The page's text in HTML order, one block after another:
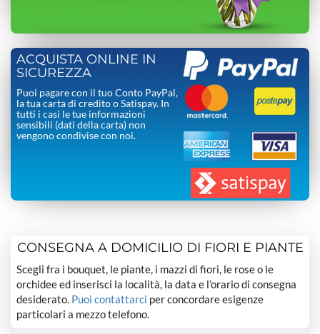
ACQUISTA ONLINE IN
SICUREZZA
Puoi pagare con il tuo Conto PayPal,
la tua carta di credito o Satispay. In
tutti i casi le tue informazioni
sensibili (dati della carta) non
vengono condivise con noi.
CONSEGNA A DOMICILIO DI FIORI E PIANTE
Scegli fra i bouquet, le piante, i mazzi di fiori, le rose o le
orchidee ed inserisci la località, la data e l’orario di consegna
desiderato. Puoi contattarci per concordare esigenze
particolari a mezzo telefono.